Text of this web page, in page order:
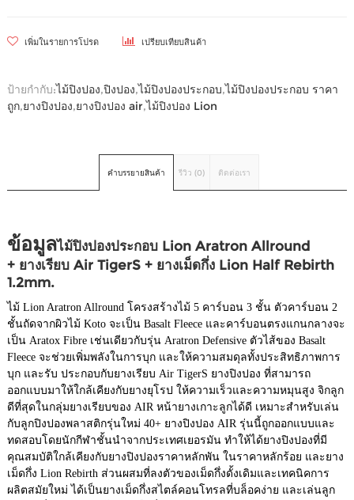
เพิ่มในรายการโปรด เปรียบเทียบสินค้า
ป้ายกำกับ:ไม้ปิงปอง,ปิงปอง,ไม้ปิงปองประกอบ,ไม้ปิงปองประกอบ ราคา
ถูก,ยางปิงปอง,ยางปิงปอง air,ไม้ปิงปอง Lion
คำบรรยายสินค้า รีวิว (0) ติดต่อเรา
ข้อมูลไม้ปิงปองประกอบ Lion Aratron Allround
+ ยางเรียบ Air TigerS + ยางเม็ดกึ่ง Lion Half Rebirth
1.2mm.
ไม้ Lion Aratron Allround โครงสร้างไม้ 5 คาร์บอน 3 ชั้น ตัวคาร์บอน 2
ชั้นถัดจากผิวไม้ Koto จะเป็น Basalt Fleece และคาร์บอนตรงแกนกลางจะ
เป็น Aratox Fibre เช่นเดียวกับรุ่น Aratron Defensive ตัวไส้ของ Basalt
Fleece จะช่วยเพิ่มพลังในการบุก และให้ความสมดุลทั้งประสิทธิภาพการ
บุก และรับ ประกอบกับยางเรียบ Air TigerS ยางปิงปอง ที่สามารถ
ออกแบบมาให้ใกล้เคียงกับยางยุโรป ให้ความเร็วและความหมุนสูง จิกลูก
ดีที่สุดในกลุ่มยางเรียบของ AIR หน้ายางเกาะลูกได้ดี เหมาะสำหรับเล่น
กับลูกปิงปองพลาสติกรุ่นใหม่ 40+ ยางปิงปอง AIR รุ่นนี้ถูกออกแบบและ
ทดสอบโดยนักกีฬาชั้นนำจากประเทศเยอรมัน ทำให้ได้ยางปิงปองที่มี
คุณสมบัติใกล้เคียงกับยางปิงปองราคาหลักพัน ในราคาหลักร้อย และยาง
เม็ดกึ่ง Lion Rebirth ส่วนผสมที่ลงตัวของเม็ดกึ่งดั้งเดิมและเทคนิคการ
ผลิตสมัยใหม่ ได้เป็นยางเม็ดกึ่งสไตล์คอนโทรลที่บล็อคง่าย และเล่นลูก